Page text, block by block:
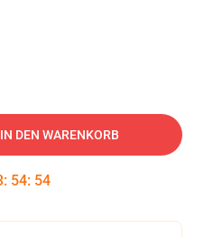
IN DEN WARENKORB
: 54: 53